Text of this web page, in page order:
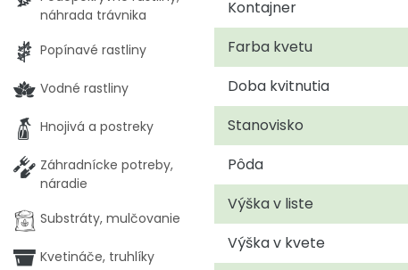
Kontajner
Farba kvetu
Doba kvitnutia
Stanovisko
Pôda
Výška v liste
Výška v kvete
náhrada trávnika
Popínavé rastliny
Vodné rastliny
Hnojivá a postreky
Záhradnícke potreby,
náradie
Substráty, mulčovanie
Kvetináče, truhlíky